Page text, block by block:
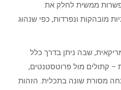
ממשית לחלק את
מובהקות ונפרדות, כפי שנהוג
שבה ניתן בדרך כלל
– קתולים מול פרוטסטנטים,
מסורת שונה בתכלית. הזהות